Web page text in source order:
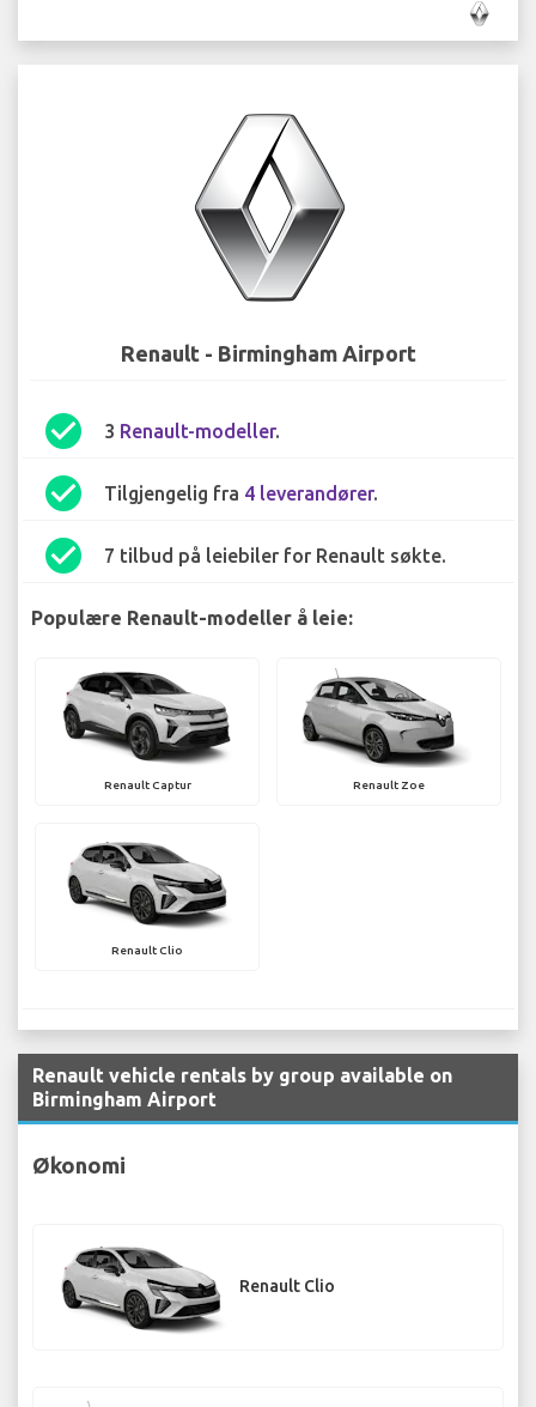
Renault - Birmingham Airport
check_circle 3 Renault-modeller.
check_circle Tilgjengelig fra 4 leverandører.
check_circle 7 tilbud på leiebiler for Renault søkte.
Populære Renault-modeller å leie:
Renault Captur Renault Zoe
Renault Clio
Renault vehicle rentals by group available on
Birmingham Airport
Økonomi
Renault Clio